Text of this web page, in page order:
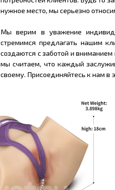
нужное место, мы серьезно
Мы верим в уважение
стремимся предлагать нашим
создаются с заботой и
мы считаем, что каждый
своему. Присоединяйтесь к нам в